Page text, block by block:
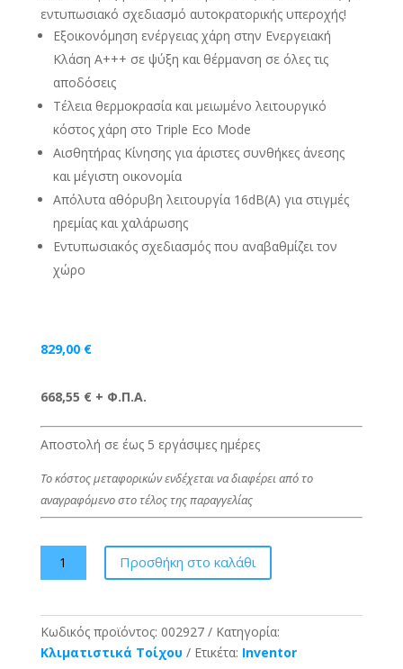
εντυπωσιακό σχεδιασμό αυτοκρατορικής υπεροχής!
Εξοικονόμηση ενέργειας χάρη στην Ενεργειακή
Κλάση Α+++ σε ψύξη και θέρμανση σε όλες τις
αποδόσεις
Τέλεια θερμοκρασία και μειωμένο λειτουργικό
κόστος χάρη στο Triple Eco Mode
Αισθητήρας Κίνησης για άριστες συνθήκες άνεσης
και μέγιστη οικονομία
Απόλυτα αθόρυβη λειτουργία 16dB(A) για στιγμές
ηρεμίας και χαλάρωσης
Εντυπωσιακός σχεδιασμός που αναβαθμίζει τον
χώρο
829,00 €
668,55 € + Φ.Π.Α.
Αποστολή σε έως 5 εργάσιμες ημέρες
Το κόστος μεταφορικών ενδέχεται να διαφέρει από το
αναγραφόμενο στο τέλος της παραγγελίας
INVENTOR
Κλιματιστικό
EMPVI-
12WFI
/
Προσθήκη στο καλάθι
Κωδικός προϊόντος: 002927
Κατηγορία:
Κλιματιστικά Τοίχου
Ετικέτα: Inventor